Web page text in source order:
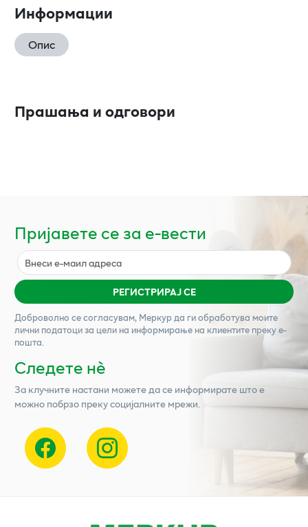
Информации
Опис
Прашања и одговори
Пријавете се за е-вести
РЕГИСТРИРАЈ СЕ
Доброволно се согласувам, Меркурда ги обработува моите
лични податоци за цели на информирање на клиентите преку е-
пошта.
Следете нѐ
За клучните настани можете да се информирате што е
можно побрзо преку социјалните мрежи.